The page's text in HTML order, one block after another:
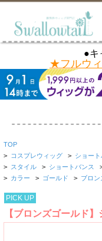
●キ
★フルウ
TOP
> コスプレウィッグ > ショート
> スタイル > ショートバンス
> カラー > ゴールド > ブロン
PICK UP
【ブロンズゴールド